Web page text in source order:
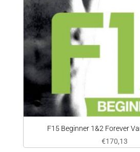
F15 Beginner 1&2 Forever
€170,13